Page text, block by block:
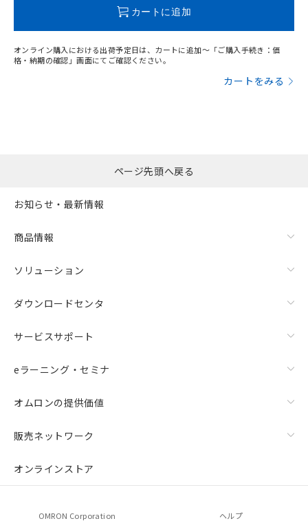
カートに追加
オンライン購入における出荷予定日は、カートに追加～「ご購入手続き：価
格・納期の確認」画面にてご確認ください。
カートをみる
ページ先頭へ戻る
お知らせ・最新情報
商品情報
ソリューション
ダウンロードセンタ
サービスサポート
eラーニング・セミナ
オムロンの提供価値
販売ネットワーク
オンラインストア
OMRON Corporation ヘルプ